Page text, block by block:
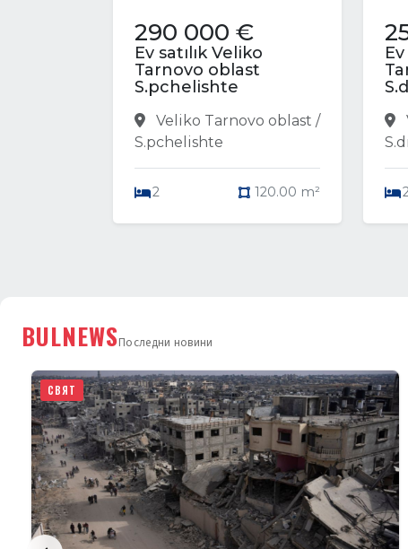
290 000 €
Ev satılık Veliko
Tarnovo oblast
S.pchelishte
Veliko Tarnovo oblast /
S.pchelishte
2 120.00 m²
BULNEWSПоследни новини
СВЯТ